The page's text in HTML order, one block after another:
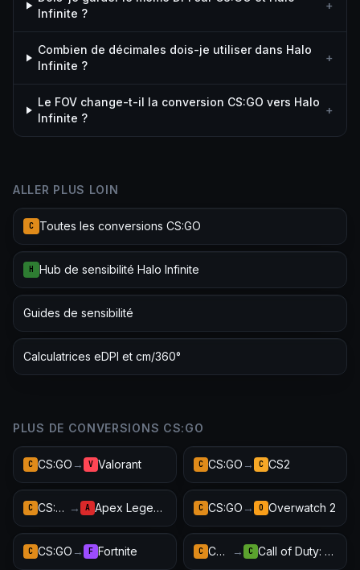
Infinite ?
+
Combien de décimales dois-je utiliser dans Halo
Infinite ?
+
Le FOV change-t-il la conversion CS:GO vers Halo
Infinite ?
+
ALLER PLUS LOIN
C Toutes les conversions CS:GO
H Hub de sensibilité Halo Infinite
Guides de sensibilité
Calculatrices eDPI et cm/360°
PLUS DE CONVERSIONS CS:GO
C CS:GO → V Valorant C CS:GO → C CS2
C CS:GO → A Apex Legends C CS:GO → O Overwatch 2
C CS:GO → F Fortnite C CS:GO → C Call of Duty: Warzone